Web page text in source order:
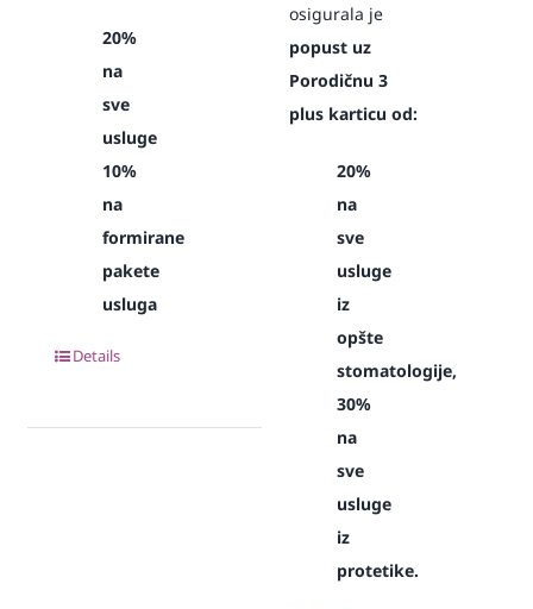
20%
na
sve
usluge
10%
na
formirane
pakete
usluga
Details
osigurala je
popust uz
Porodičnu 3
plus karticu od:
20%
na
sve
usluge
iz
opšte
stomatologije,
30%
na
sve
usluge
iz
protetike.